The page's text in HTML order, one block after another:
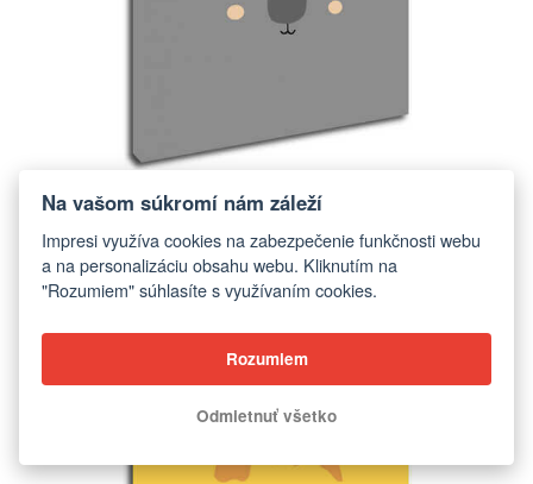
Obraz Koala ilustrácie
od €11,95
ZOBRAZIŤ
Na vašom súkromí nám záleží
Impresi využíva cookies na zabezpečenie funkčnosti webu
a na personalizáciu obsahu webu. Kliknutím na
"Rozumiem" súhlasíte s využívaním cookies.
Rozumiem
Odmietnuť všetko